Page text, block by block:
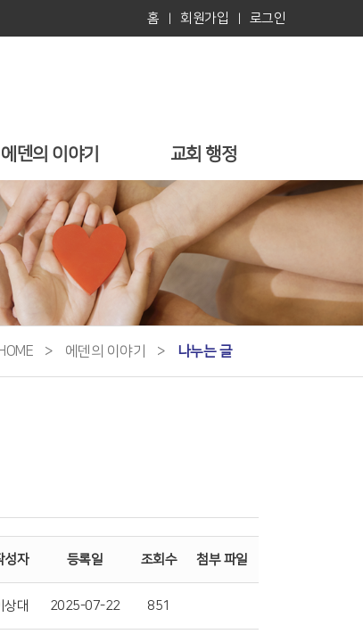
홈 회원가입 로그인
에덴의 이야기 교회 행정
HOME > 에덴의 이야기 > 나누는 글
성자 등록일 조회수 첨부 파일
상대 2025-07-22 851